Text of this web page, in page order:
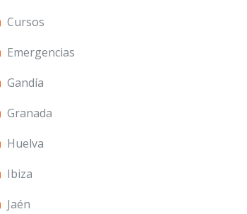
Cursos
Emergencias
Gandía
Granada
Huelva
Ibiza
Jaén